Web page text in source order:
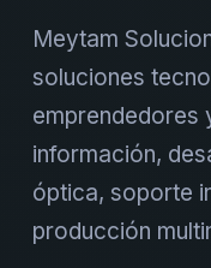
Meytam
soluciones
emprendedores
información,
óptica, soporte
producción